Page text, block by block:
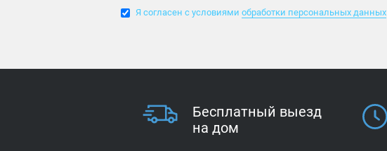
Я согласен с условиями обработки персональных данных
Бесплатный выезд
на дом